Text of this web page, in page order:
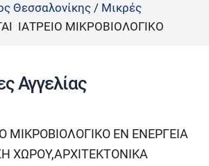
Θεσσαλονίκης / Μικρές
ΙΑΤΡΕΙΟ ΜΙΚΡΟΒΙΟΛΟΓΙΚΟ
Αγγελίας
ΜΙΚΡΟΒΙΟΛΟΓΙΚΟ ΕΝ ΕΝΕΡΓΕΙΑ
ΧΩΡΟΥ,ΑΡΧΙΤΕΚΤΟΝΙΚΑ